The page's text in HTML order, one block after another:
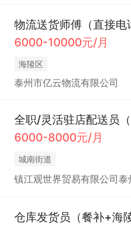
6000-10000元/月
海陵区
泰州市亿云物流有限公司
全职/灵活驻店配送员（
6000-8000元/月
城南街道
镇江观世界贸易有限公司泰
仓库发货员（餐补+海